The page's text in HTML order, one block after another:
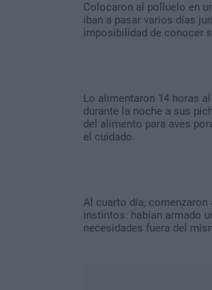
Colocaron al polluelo en
iban a pasar varios días
imposibilidad de conocer
Lo alimentaron 14 horas
durante la noche a sus
del alimento para aves
el cuidado.
Al cuarto día, comenzaron
instintos: habían armado
necesidades fuera del